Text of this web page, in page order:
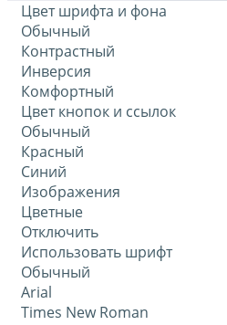
Цвет шрифта и фона
Обычный
Контрастный
Инверсия
Комфортный
Цвет кнопок и ссылок
Обычный
Красный
Синий
Изображения
Цветные
Отключить
Использовать шрифт
Обычный
Arial
Times New Roman